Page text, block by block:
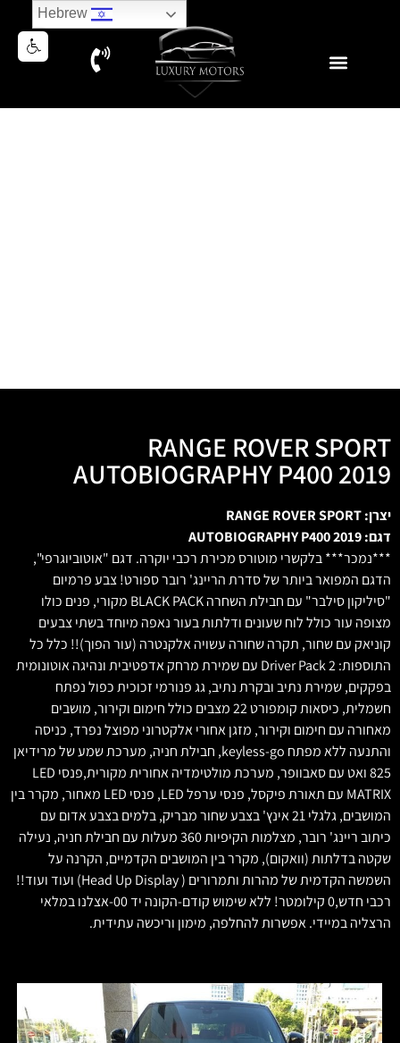
RANGE ROVER SPORT
AUTOBIOGRAPHY P400 2019
יצרן: RANGE ROVER SPORT
דגם: AUTOBIOGRAPHY P400 2019
***נמכר*** בלקשרי מוטורס מכירת רכבי יוקרה. דגם "אוטוביוגרפי",
הדגם המפואר ביותר של סדרת הריינג' רובר ספורט! צבע פרמיום
"סיליקון סילבר" עם חבילת השחרה BLACK PACK מקורי, פנים כולו
מצופה עור כולל לוח שעונים ודלתות בעור נאפה מיוחד בשתי צבעים
קוניאק עם שחור, תקרה שחורה עשויה אלקנטרה (עור הפוך)!! כלל כל
התוספות: Driver Pack 2 עם שמירת מרחק אדפטיבית ונהיגה אוטונומית
בפקקים, שמירת נתיב ובקרת נתיב, גג פנורמי זכוכית כפול נפתח
חשמלית, כיסאות קומפורט 22 מצבים כולל חימום וקירור, מושבים
מאחורה עם חימום וקירור, מזגן אחורי אלקטרוני מפוצל נפרד, כניסה
והתנעה ללא מפתח keyless-go, חבילת חניה, מערכת שמע של מרידיאן
825 ואט עם סאבוופר, מערכת מולטימדיה אחורית מקורית,פנסי LED
MATRIX עם תאורת פיקסל, פנסי ערפל LED, פנסי LED מאחור, מקרר בין
המושבים, גלגלי 21 אינץ' בצבע שחור מבריק, בלמים בצבע אדום עם
כיתוב ריינג' רובר, מצלמות הקיפיות 360 מעלות עם חבילת חניה, נעילה
שקטה בדלתות (וואקום), מקרר בין המושבים הקדמיים, הקרנה על
השמשה הקדמית של מהרות ותמרורים ( Head Up Display) ועוד ועוד!!
רכבי חדש,0 קילומטר! ללא שימוש קודם-הקונה יד 00-אצלנו במלאי
הרצליה במיידי. אפשרות להחלפה, מימון וריכשה עתידית.
Hebrew